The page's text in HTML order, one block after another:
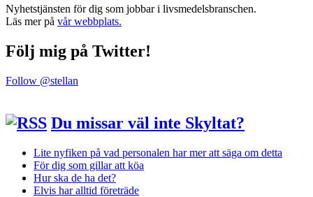
Nyhetstjänsten för dig som jobbar i livsmedelsbranschen.
Läs mer på vår webbplats.
Följ mig på Twitter!
Follow @stellan
Du missar väl inte Skyltat?
Lite nyfiken på vad personalen har mer att säga om detta
För dig som gillar att köa
Hur ska de ha det?
Elvis har alltid företräde